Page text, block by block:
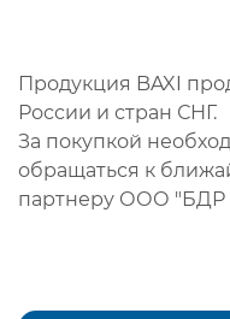
Продукция BAXI
России и стран СНГ.
За покупкой
обращаться к
партнеру ООО "БДР